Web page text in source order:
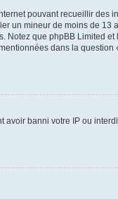
pouvant recueillir des
un mineur de moins de 13
que phpBB Limited
dans la
banni votre IP ou